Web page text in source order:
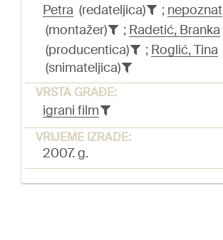
Petra (redateljica) ; nepoznat
(montažer)
; Radetić, Branka
(producentica)
; Roglić, Tina
(snimateljica)
VRSTA GRAĐE:
igrani film
VRIJEME IZRADE:
2007. g.